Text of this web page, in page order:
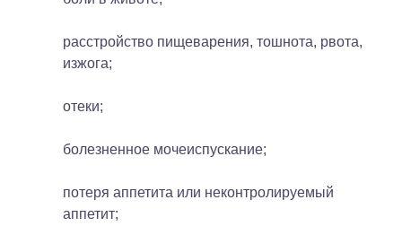
расстройство пищеварения, тошнота, рвота,
изжога;
отеки;
болезненное мочеиспускание;
потеря аппетита или неконтролируемый
аппетит;